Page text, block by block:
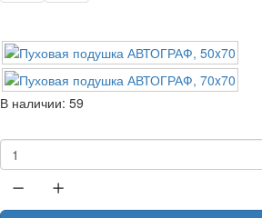
В наличии: 59